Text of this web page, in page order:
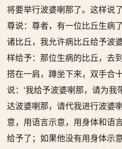
将要举行波婆喇那了。这样说
尊说：尊者，有一位比丘生病
诸比丘，我允许病比丘给予波
样给予：那位生病的比丘，去
搭在一肩，蹲坐下来，双手合
说：'我给予波婆喇那，请为我
达波婆喇那，请代我进行波
意，用语言示意，用身体和语
给予了；如果他没有用身体示